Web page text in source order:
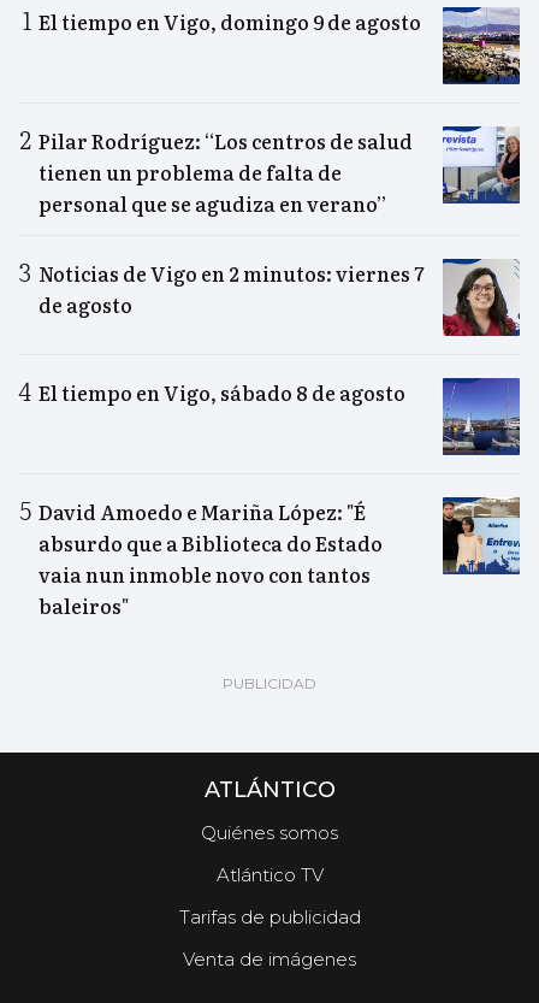
El tiempo en Vigo, domingo 9 de agosto
Pilar Rodríguez: “Los centros de salud
tienen un problema de falta de
personal que se agudiza en verano”
Noticias de Vigo en 2 minutos: viernes 7
de agosto
El tiempo en Vigo, sábado 8 de agosto
David Amoedo e Mariña López: "É
absurdo que a Biblioteca do Estado
vaia nun inmoble novo con tantos
baleiros"
ATLÁNTICO
Quiénes somos
Atlántico TV
Tarifas de publicidad
Venta de imágenes